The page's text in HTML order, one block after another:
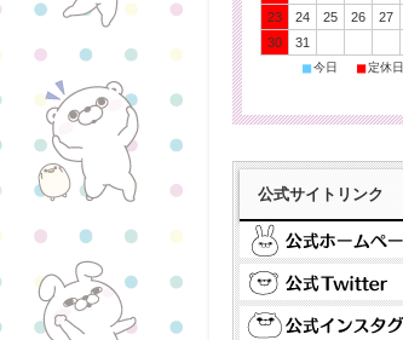
23
24 25 26 27
30
31
■今日 ■定休日
公式サイトリンク